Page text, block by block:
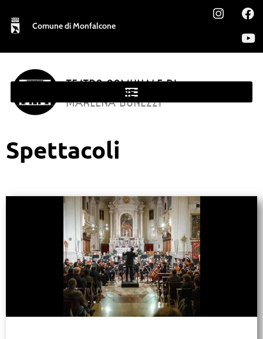
Comune di Monfalcone
TEATRO COMUNALE DI
MONFALCONE
MARLENA BONEZZI
Spettacoli